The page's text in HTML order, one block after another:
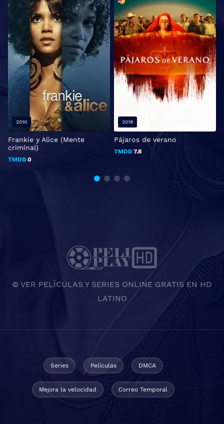
Frankie y Alice (Mente
criminal)
TMDB 0
2010
Pájaros de verano
TMDB 7.8
2018
© VER PELÍCULAS Y SERIES ONLINE GRATIS EN HD
LATINO
Series Películas DMCA
Mejora la velocidad Correo Temporal